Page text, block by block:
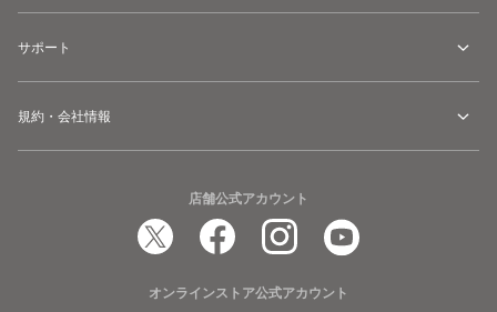
サポート
規約・会社情報
店舗公式アカウント
オンラインストア公式アカウント